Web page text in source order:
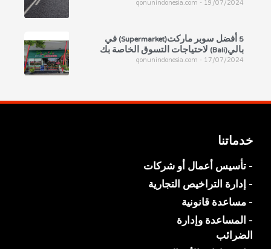
5 أفضل سوبر ماركت(Supermarket) في
بالي(Bali) لاحتياجات التسوق الخاصة بك
qonunindonesia.com 17/07/2024
خدماتنا
- تأسيس أعمال أو شركات
- إدارة التراخيص التجارية
- مساعدة قانونية
- المساعدة وإدارة
الضرائب